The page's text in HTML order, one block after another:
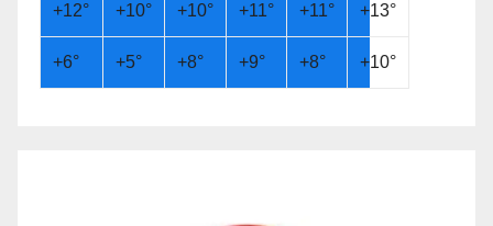
+12° +10° +10° +11° +11° +13°
+6° +5° +8° +9° +8° +10°